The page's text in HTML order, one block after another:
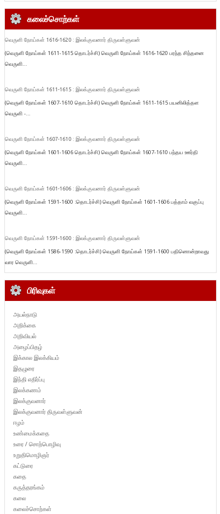
கலைச்சொற்கள்
வெருளி நோய்கள் 1616-1620 : இலக்குவனார் திருவள்ளுவன்
(வெருளி நோய்கள் 1611-1615 தொடர்ச்சி) வெருளி நோய்கள் 1616-1620 பரந்த சிந்தனை
வெருளி...
வெருளி நோய்கள் 1611-1615 : இலக்குவனார் திருவள்ளுவன்
(வெருளி நோய்கள் 1607-1610 தொடர்ச்சி) வெருளி நோய்கள் 1611-1615 பயனிலித்தள
வெருளி -...
வெருளி நோய்கள் 1607-1610 : இலக்குவனார் திருவள்ளுவன்
(வெருளி நோய்கள் 1601-1606 தொடர்ச்சி) வெருளி நோய்கள் 1607-1610 பந்தய ஊர்தி
வெருளி...
வெருளி நோய்கள் 1601-1606 : இலக்குவனார் திருவள்ளுவன்
(வெருளி நோய்கள் 1591-1600 :தொடர்ச்சி) வெருளி நோய்கள் 1601-1606 பத்தாம் வகுப்பு
வெருளி...
வெருளி நோய்கள் 1591-1600 : இலக்குவனார் திருவள்ளுவன்
(வெருளி நோய்கள் 1586-1590 :தொடர்ச்சி) வெருளி நோய்கள் 1591-1600 பதினொன்றாவது
வார வெருளி...
பிரிவுகள்
அயல்நாடு
அறிக்கை
அறிவியல்
அழைப்பிதழ்
இக்கால இலக்கியம்
இதழுரை
இந்தி எதிர்ப்பு
இலக்கணம்
இலக்குவனார்
இலக்குவனார் திருவள்ளுவன்
ஈழம்
உண்மைக்கதை
உரை / சொற்பொழிவு
உறுதிமொழிஞர்
கட்டுரை
கதை
கருத்தரங்கம்
கலை
கலைச்சொற்கள்